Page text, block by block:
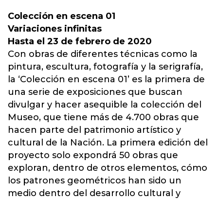
Colección en escena 01
Variaciones infinitas
Hasta el 23 de febrero de 2020
Con obras de diferentes técnicas como la
pintura, escultura, fotografía y la serigrafía,
la ‘Colección en escena 01’ es la primera de
una serie de exposiciones que buscan
divulgar y hacer asequible la colección del
Museo, que tiene más de 4.700 obras que
hacen parte del patrimonio artístico y
cultural de la Nación. La primera edición del
proyecto solo expondrá 50 obras que
exploran, dentro de otros elementos, cómo
los patrones geométricos han sido un
medio dentro del desarrollo cultural y